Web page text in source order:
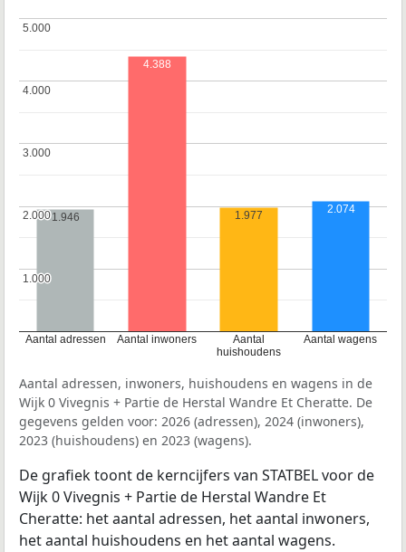
Aantal adressen Aantal inwoners
Aantal
huishoudens
Aantal wagens
1.000
1.000
2.000
2.000
3.000
3.000
4.000
4.000
5.000
5.000
1.946
4.388
1.977 2.074
Aantal adressen, inwoners, huishoudens en wagens in de
Wijk 0 Vivegnis + Partie de Herstal Wandre Et Cheratte. De
gegevens gelden voor: 2026 (adressen), 2024 (inwoners),
2023 (huishoudens) en 2023 (wagens).
De grafiek toont de kerncijfers van STATBEL voor de
Wijk 0 Vivegnis + Partie de Herstal Wandre Et
Cheratte: het aantal adressen, het aantal inwoners,
het aantal huishoudens en het aantal wagens.